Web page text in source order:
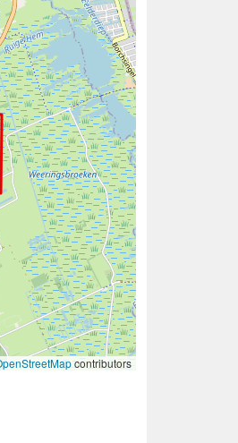
contributors